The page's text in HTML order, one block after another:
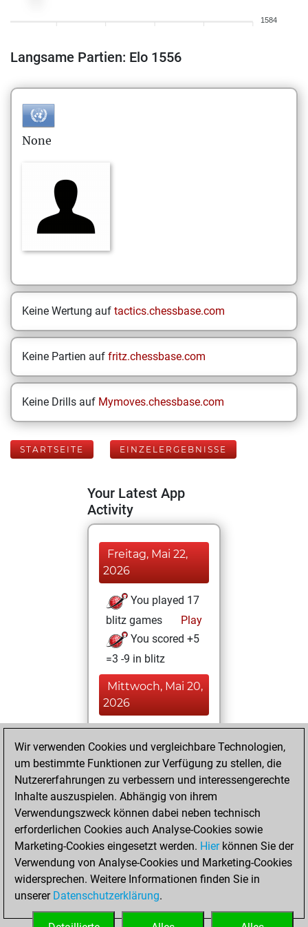
1584
Langsame Partien: Elo 1556
None
Keine Wertung auf tactics.chessbase.com
Keine Partien auf fritz.chessbase.com
Keine Drills auf Mymoves.chessbase.com
STARTSEITE EINZELERGEBNISSE
Your Latest App
Activity
Freitag, Mai 22,
2026
You played 17
blitz games
Play
You scored +5
=3 -9 in blitz
Mittwoch, Mai 20,
2026
You played 1
slow games
Play
You scored +0
=0 -1 in slow games
Montag, Mai 18,
2026
You played 1
bullet games
Play
You scored +0
=0 -1 in bullet
Wir verwenden Cookies und vergleichbare Technologien,
um bestimmte Funktionen zur Verfügung zu stellen, die
Nutzererfahrungen zu verbessern und interessengerechte
Inhalte auszuspielen. Abhängig von ihrem
Verwendungszweck können dabei neben technisch
erforderlichen Cookies auch Analyse-Cookies sowie
Marketing-Cookies eingesetzt werden. Hierkönnen Sie der
Verwendung von Analyse-Cookies und Marketing-Cookies
widersprechen. Weitere Informationen finden Sie in
unserer Datenschutzerklärung.